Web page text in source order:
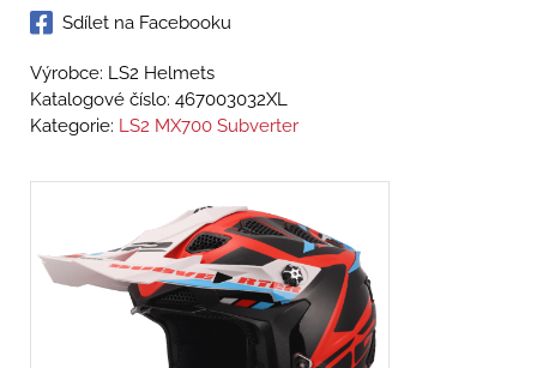
Sdílet na Facebooku
Výrobce: LS2 Helmets
Katalogové číslo: 467003032XL
Kategorie: LS2 MX700 Subverter